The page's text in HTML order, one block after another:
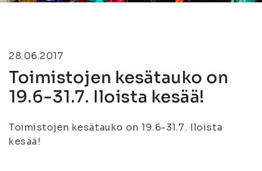
28.06.2017
Toimistojen kesätauko on
19.6-31.7. Iloista kesää!
Toimistojen kesätauko on 19.6-31.7. Iloista
kesää!